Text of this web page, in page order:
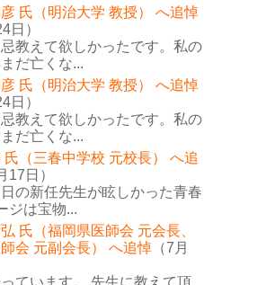
彦 氏（明治大学 教授） へ追悼
日）
忌教えて欲しかったです。私の
だ亡くな...
彦 氏（明治大学 教授） へ追悼
日）
忌教えて欲しかったです。私の
だ亡くな...
氏（三春中学校 元校長） へ追
17日）
日の新任先生が眩しかった青春
ジは宝物...
氏（福岡県医師会 元会長、
会 元副会長） へ追悼 （7月